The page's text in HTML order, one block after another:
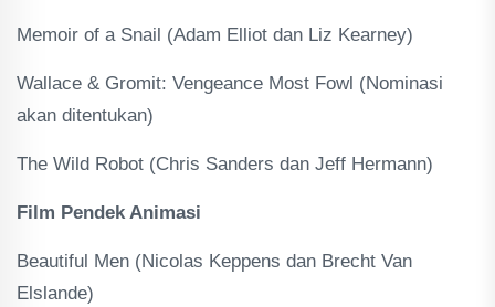
Memoir of a Snail (Adam Elliot dan Liz Kearney)
Wallace & Gromit: Vengeance Most Fowl (Nominasi
akan ditentukan)
The Wild Robot (Chris Sanders dan Jeff Hermann)
Film Pendek Animasi
Beautiful Men (Nicolas Keppens dan Brecht Van
Elslande)